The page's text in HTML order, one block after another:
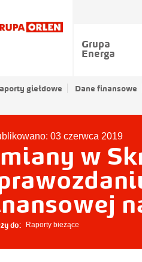
Grupa
Energa
giełdowe Dane finansowe
03 czerwca 2019
w
do: Raporty bieżące